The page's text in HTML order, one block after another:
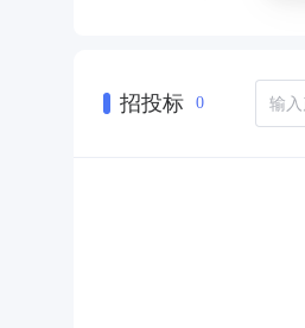
招投标 0